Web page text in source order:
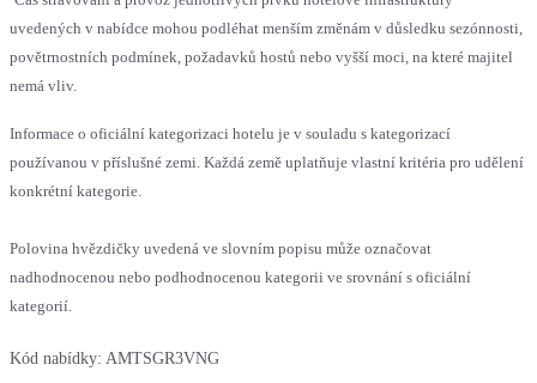
uvedených v nabídce mohou podléhat menším změnám v důsledku sezónnosti,
povětrnostních podmínek, požadavků hostů nebo vyšší moci, na které majitel
nemá vliv.
Informace o oficiální kategorizaci hotelu je v souladu s kategorizací
používanou v příslušné zemi. Každá země uplatňuje vlastní kritéria pro udělení
konkrétní kategorie.
Polovina hvězdičky uvedená ve slovním popisu může označovat
nadhodnocenou nebo podhodnocenou kategorii ve srovnání s oficiální
kategorií.
Kód nabídky: AMTSGR3VNG